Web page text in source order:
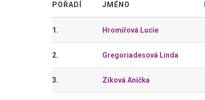
POŘADÍ JMÉNO
1. Hromířová Lucie
2. Gregoriadesová Linda
3. Zíková Anička